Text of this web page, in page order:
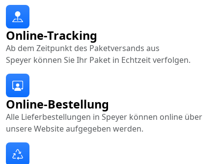
Online-Bestellung
Alle Lieferbestellungen in Speyer können online über
unsere Website aufgegeben werden.
Online-Tracking
Ab dem Zeitpunkt des Paketversands aus
Speyer können Sie Ihr Paket in Echtzeit verfolgen.